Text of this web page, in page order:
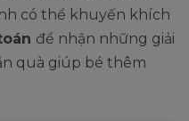
có thể khuyến khích
để nhận những giải
quà giúp bé thêm